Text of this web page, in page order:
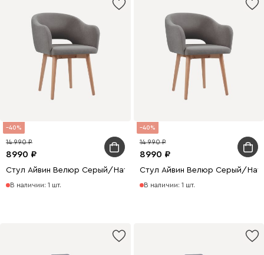
40
8990
14 990
Стул Айвин Велюр Серый/Натуральный
В наличии: 1 шт.
40
8990
14 990
Стул Айвин Велюр Серый/
В наличии: 1 шт.